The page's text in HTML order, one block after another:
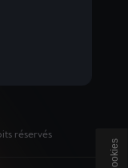
réservés
Cookies